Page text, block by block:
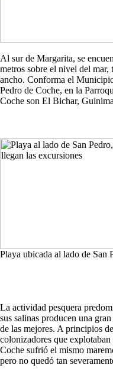
Al sur de Margarita, se
metros sobre el nivel del
ancho. Conforma el
Pedro de Coche, en la
Coche son El Bichar,
Playa ubicada al lado de San
La actividad pesquera
sus salinas producen una
de las mejores. A principios
colonizadores que
Coche sufrió el mismo
pero no quedó tan